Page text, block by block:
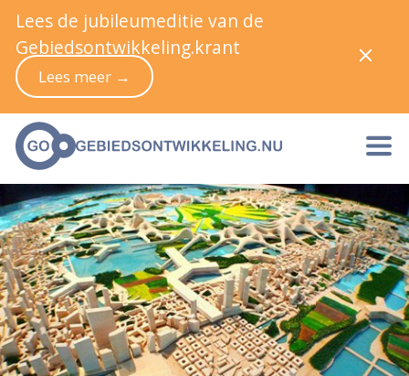
Lees de jubileumeditie van de
Gebiedsontwikkeling.krant
Lees meer →